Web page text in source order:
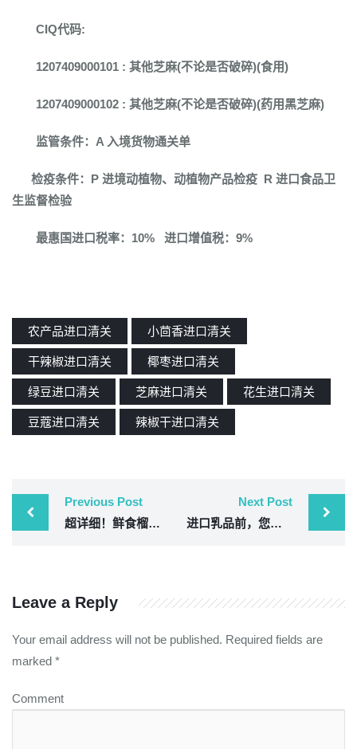
CIQ代码:
1207409000101 : 其他芝麻(不论是否破碎)(食用)
1207409000102 : 其他芝麻(不论是否破碎)(药用黑芝麻)
监管条件：A 入境货物通关单
检疫条件：P 进境动植物、动植物产品检疫 R 进口食品卫
生监督检验
最惠国进口税率：10% 进口增值税：9%
农产品进口清关 小茴香进口清关
干辣椒进口清关 椰枣进口清关
绿豆进口清关 芝麻进口清关 花生进口清关
豆蔻进口清关 辣椒干进口清关
Previous Post
超详细！鲜食榴莲进口清关指南
Next Post
进口乳品前，您需要知道这些事
Leave a Reply
Your email address will not be published. Required fields are
marked *
Comment